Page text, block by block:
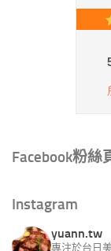
Facebook粉絲
Instagram
yuann.tw
專注於台日